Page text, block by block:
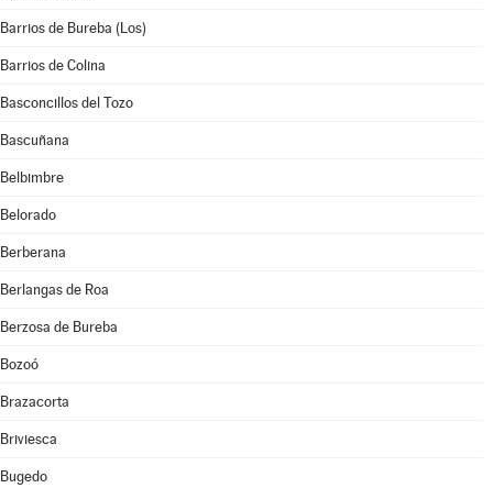
Barrios de Bureba (Los)
Barrios de Colina
Basconcillos del Tozo
Bascuñana
Belbimbre
Belorado
Berberana
Berlangas de Roa
Berzosa de Bureba
Bozoó
Brazacorta
Briviesca
Bugedo